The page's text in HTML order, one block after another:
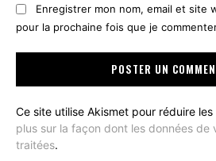
Enregistrer mon nom, email et site
pour la prochaine fois que je
Ce site utilise Akismet pour réduire les
plus sur la façon dont les données de
traitées.